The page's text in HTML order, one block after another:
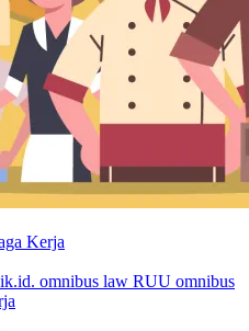
Kerja
omnibus law RUU omnibus